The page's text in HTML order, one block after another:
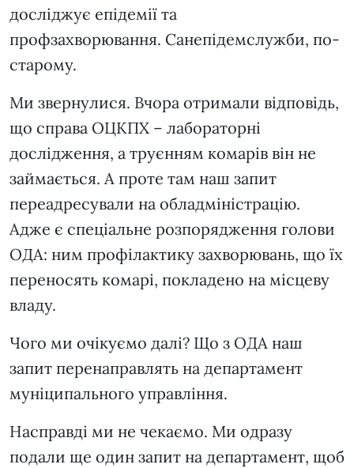
досліджує епідемії та
профзахворювання. Санепідемслужби, по-
старому.
Ми звернулися. Вчора отримали відповідь,
що справа ОЦКПХ – лабораторні
дослідження, а труєнням комарів він не
займається. А проте там наш запит
переадресували на обладміністрацію.
Адже є спеціальне розпорядження голови
ОДА: ним профілактику захворювань, що їх
переносять комарі, покладено на місцеву
владу.
Чого ми очікуємо далі? Що з ОДА наш
запит перенаправлять на департамент
муніципального управління.
Насправді ми не чекаємо. Ми одразу
подали ще один запит на департамент, щоб